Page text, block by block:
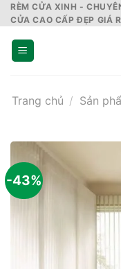
Skip
to
content
RÈM CỬA XINH -
CỬA CAO CẤP ĐẸP GIÁ
Trang chủ / Sản
-43%